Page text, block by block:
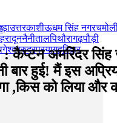
उत्तरकाशीऊधम सिंह नगर
नैनीतालपिथौरागढ़पौड़ी
रुद्रप्रयागहरिद्वार
: कैप्टन अमरिंदर सिंह
बार हुई! मैं इस
,किस को लिया और